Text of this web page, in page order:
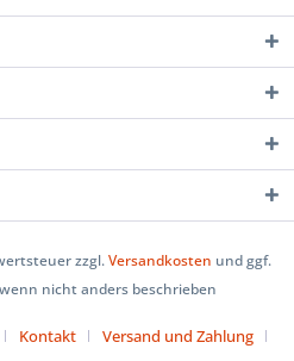
zzgl.Versandkosten und ggf.
nicht anders beschrieben
Kontakt
Versand und Zahlung